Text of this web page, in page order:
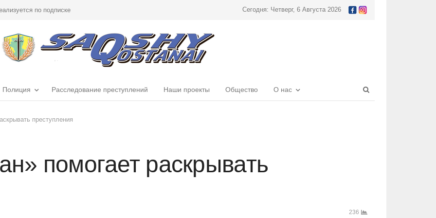
по подписке Сегодня: Четверг, 6 Августа 2026
Полиция Расследование преступлений Наши проекты Общество О нас
преступления
помогает раскрывать
236